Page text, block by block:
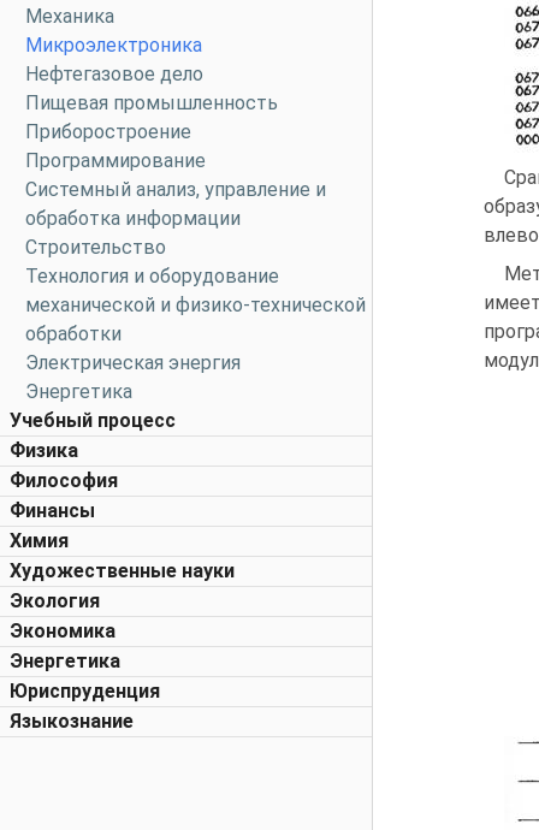
Механика
Микроэлектроника
Нефтегазовое дело
Пищевая промышленность
Приборостроение
Программирование
Системный анализ, управление и
обработка информации
Строительство
Технология и оборудование
механической и физико-технической
обработки
Электрическая энергия
Энергетика
Учебный процесс
Физика
Философия
Финансы
Химия
Художественные науки
Экология
Экономика
Энергетика
Юриспруденция
Языкознание